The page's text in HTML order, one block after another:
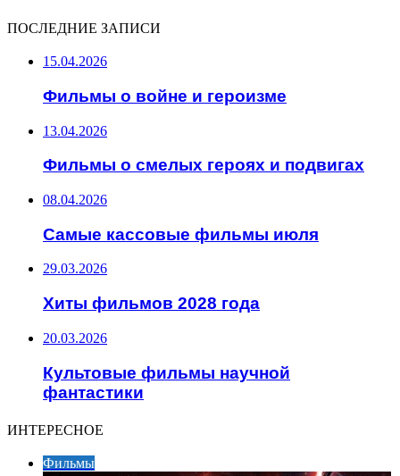
ПОСЛЕДНИЕ ЗАПИСИ
15.04.2026
Фильмы о войне и героизме
13.04.2026
Фильмы о смелых героях и подвигах
08.04.2026
Самые кассовые фильмы июля
29.03.2026
Хиты фильмов 2028 года
20.03.2026
Культовые фильмы научной
фантастики
ИНТЕРЕСНОЕ
Фильмы